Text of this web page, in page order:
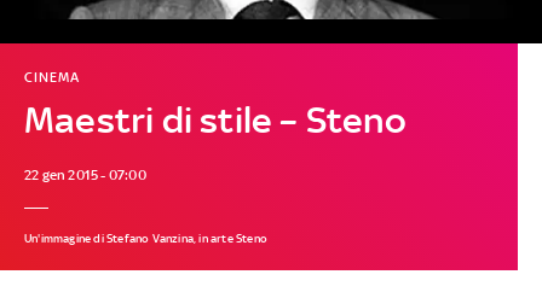
Maestri di stile – Steno
CINEMA
22 gen 2015 - 07:00
Un'immagine di Stefano Vanzina, in arte Steno